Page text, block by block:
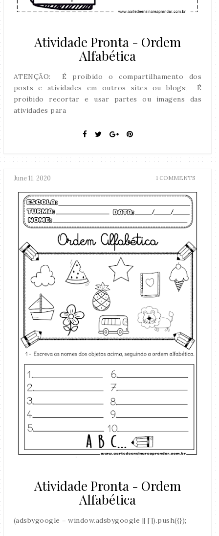
Atividade Pronta - Ordem
Alfabética
ATENÇÃO: É proibido o compartilhamento dos
posts e atividades em outros sites ou blogs; É
proibido recortar e usar partes ou imagens das
atividades para
June 11, 2020 1 COMMENTS
Atividade Pronta - Ordem
Alfabética
(adsbygoogle = window.adsbygoogle || []).push({});